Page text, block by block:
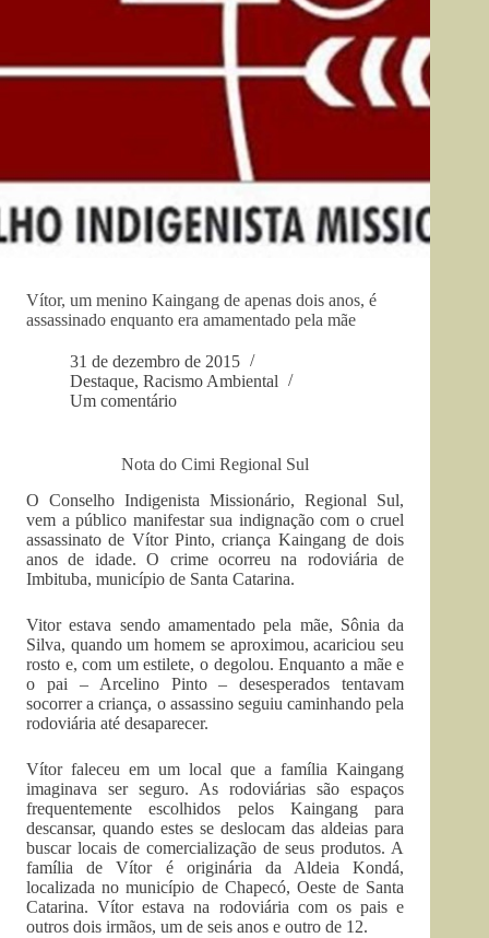
Vítor, um menino Kaingang de apenas dois anos, é
assassinado enquanto era amamentado pela mãe
31 de dezembro de 2015
Destaque, Racismo Ambiental
Um comentário
Nota do Cimi Regional Sul
O Conselho Indigenista Missionário, Regional Sul,
vem a público manifestar sua indignação com o cruel
assassinato de Vítor Pinto, criança Kaingang de dois
anos de idade. O crime ocorreu na rodoviária de
Imbituba, município de Santa Catarina.
Vitor estava sendo amamentado pela mãe, Sônia da
Silva, quando um homem se aproximou, acariciou seu
rosto e, com um estilete, o degolou. Enquanto a mãe e
o pai – Arcelino Pinto – desesperados tentavam
socorrer a criança, o assassino seguiu caminhando pela
rodoviária até desaparecer.
Vítor faleceu em um local que a família Kaingang
imaginava ser seguro. As rodoviárias são espaços
frequentemente escolhidos pelos Kaingang para
descansar, quando estes se deslocam das aldeias para
buscar locais de comercialização de seus produtos. A
família de Vítor é originária da Aldeia Kondá,
localizada no município de Chapecó, Oeste de Santa
Catarina. Vítor estava na rodoviária com os pais e
outros dois irmãos, um de seis anos e outro de 12.